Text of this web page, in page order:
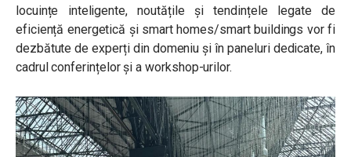
locuințe inteligente, noutățile și tendințele legate de
eficiență energetică și smart homes/smart buildings vor fi
dezbătute de experți din domeniu și în paneluri dedicate, în
cadrul conferințelor și a workshop-urilor.